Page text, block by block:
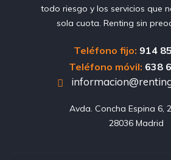
todo riesgo y los servicios que
sola cuota. Renting sin
Teléfono fijo: 914
Teléfono móvil: 638
Avda. Concha Espina 6,
28036 Madrid